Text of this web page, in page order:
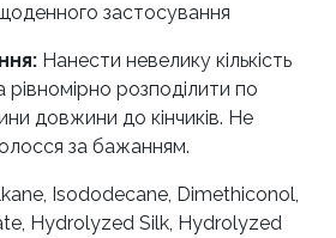
застосування
Нанести невелику кількість
рівномірно розподілити по
довжини до кінчиків. Не
за бажанням.
Isododecane, Dimethiconol,
Hydrolyzed Silk, Hydrolyzed